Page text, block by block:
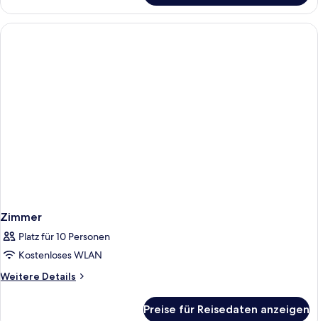
Suite,
2 Einzelbetten
(Ocean
Zimmer
Platz für 10 Personen
Kostenloses WLAN
Weitere Details
Weitere
Preise für Reisedaten anzeigen